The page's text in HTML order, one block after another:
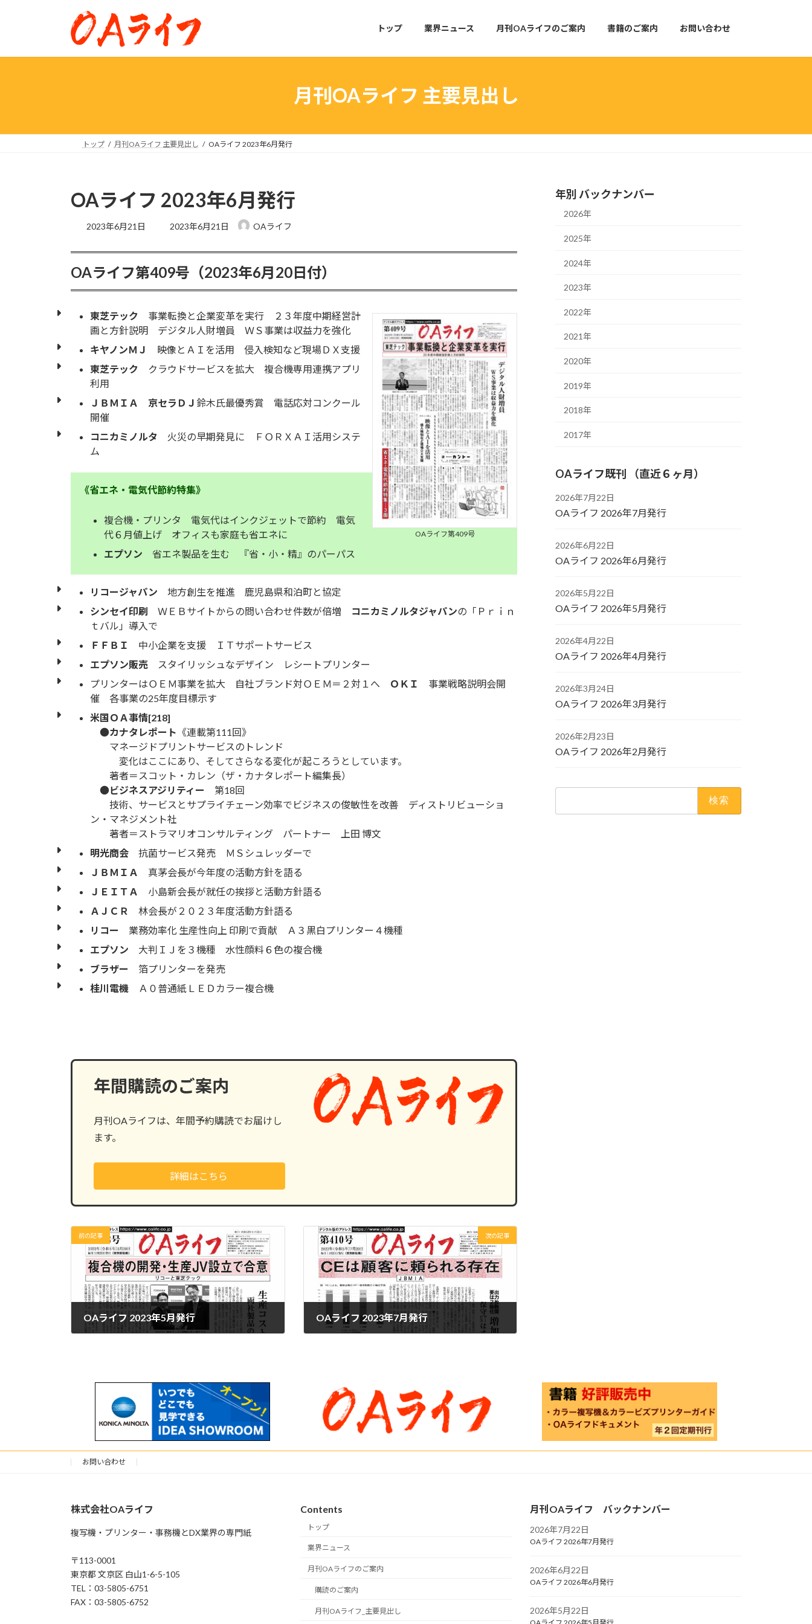
プ
動
トップ 業界ニュース 月刊OAライフのご案内 書籍のご案内 お問い合わせ
月刊OAライフ 主要見出し
トップ 月刊OAライフ 主要見出し OAライフ 2023年6月発行
OAライフ 2023年6月発行
2023年6月21日
最
日
2023年6月21日 OAライフ
OAライフ第409号（2023年6月20日付）
OAライフ第409号
東芝テック 事業転換と企業変革を実行 ２３年度中期経営計
画と方針説明 デジタル人財増員 ＷＳ事業は収益力を強化
キヤノンＭＪ
映像とＡＩを活用 侵入検知など現場ＤＸ支援
東芝テック クラウドサービスを拡大 複合機専用連携アプリ
利用
ＪＢＭＩＡ
京セラＤＪ 鈴木氏最優秀賞 電話応対コンクール
開催
コニカミノルタ
火災の早期発見に ＦＯＲＸＡＩ活用システ
ム
《省エネ・電気代節約特集》
複合機・プリンタ 電気代はインクジェットで節約 電気
代６月値上げ オフィスも家庭も省エネに
エプソン 省エネ製品を生む 『省・小・精』のパーパス
リコージャパン 地方創生を推進 鹿児島県和泊町と協定
シンセイ印刷
ＷＥＢサイトからの問い合わせ件数が倍増 コニカミノルタジャパンの「Ｐｒｉｎ
ｔバル」導入で
ＦＦＢＩ
中小企業を支援 ＩＴサポートサービス
エプソン販売 スタイリッシュなデザイン レシートプリンター
プリンターはＯＥＭ事業を拡大 自社ブランド対ＯＥＭ＝２対１へ
ＯＫＩ
事業戦略説明会開
催 各事業の25年度目標示す
米国ＯＡ事情[218]
●カナタレポート 《連載第111回》
マネージドプリントサービスのトレンド
変化はここにあり、そしてさらなる変化が起ころうとしています。
著者＝スコット・カレン（ザ・カナタレポート編集長）
●ビジネスアジリティー
第18回
技術、サービスとサプライチェーン効率でビジネスの俊敏性を改善 ディストリビューショ
ン・マネジメント社
著者＝ストラマリオコンサルティング パートナー 上田 博文
明光商会 抗菌サービス発売 ＭＳシュレッダーで
ＪＢＭＩＡ
真茅会長が今年度の活動方針を語る
ＪＥＩＴＡ
小島新会長が就任の挨拶と活動方針語る
ＡＪＣＲ
林会長が２０２３年度活動方針語る
リコー
業務効率化 生産性向上 印刷で貢献 Ａ３黒白プリンター４機種
エプソン 大判ＩＪを３機種 水性顔料６色の複合機
ブラザー
箔プリンターを発売
桂川電機 Ａ０普通紙ＬＥＤカラー複合機
年間購読のご案内
月刊OAライフは、年間予約購読でお届けし
ます。
詳細はこちら
前の記事
OAライフ 2023年5月発行
次の記事
OAライフ 2023年7月発行
年別 バックナンバー
2026年
2025年
2024年
2023年
2022年
2021年
2020年
2019年
2018年
2017年
OAライフ既刊 （直近６ヶ月）
2026年7月22日
OAライフ 2026年7月発行
2026年6月22日
OAライフ 2026年6月発行
2026年5月22日
OAライフ 2026年5月発行
2026年4月22日
OAライフ 2026年4月発行
2026年3月24日
OAライフ 2026年3月発行
2026年2月23日
OAライフ 2026年2月発行
お問い合わせ
株式会社OAライフ
複写機・プリンター・事務機とDX業界の専門紙
〒113-0001
東京都 文京区 白山1-6-5-105
TEL：03-5805-6751
FAX：03-5805-6752
Contents
トップ
業界ニュース
月刊OAライフのご案内
購読のご案内
月刊OAライフ_主要見出し
月刊OAライフ バックナンバー
2026年7月22日
OAライフ 2026年7月発行
2026年6月22日
OAライフ 2026年6月発行
2026年5月22日